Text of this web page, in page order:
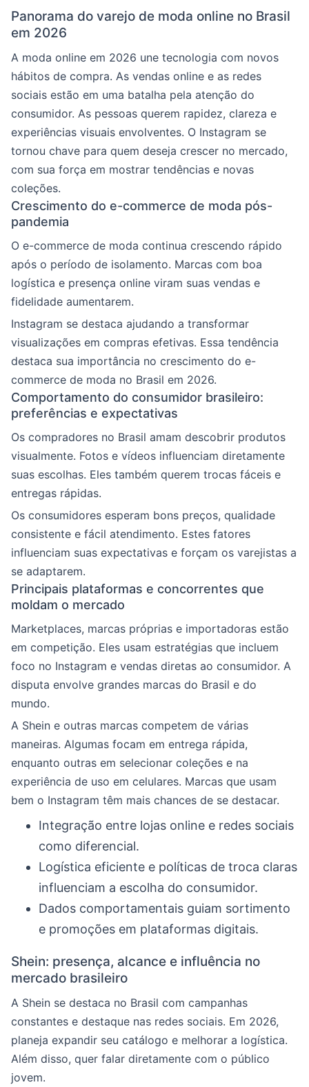
Panorama do varejo de moda online no Brasil
em 2026
A moda online em 2026 une tecnologia com novos
hábitos de compra. As vendas online e as redes
sociais estão em uma batalha pela atenção do
consumidor. As pessoas querem rapidez, clareza e
experiências visuais envolventes. O Instagram se
tornou chave para quem deseja crescer no mercado,
com sua força em mostrar tendências e novas
coleções.
Crescimento do e-commerce de moda pós-
pandemia
O e-commerce de moda continua crescendo rápido
após o período de isolamento. Marcas com boa
logística e presença online viram suas vendas e
fidelidade aumentarem.
Instagram se destaca ajudando a transformar
visualizações em compras efetivas. Essa tendência
destaca sua importância no crescimento do e-
commerce de moda no Brasil em 2026.
Comportamento do consumidor brasileiro:
preferências e expectativas
Os compradores no Brasil amam descobrir produtos
visualmente. Fotos e vídeos influenciam diretamente
suas escolhas. Eles também querem trocas fáceis e
entregas rápidas.
Os consumidores esperam bons preços, qualidade
consistente e fácil atendimento. Estes fatores
influenciam suas expectativas e forçam os varejistas a
se adaptarem.
Principais plataformas e concorrentes que
moldam o mercado
Marketplaces, marcas próprias e importadoras estão
em competição. Eles usam estratégias que incluem
foco no Instagram e vendas diretas ao consumidor. A
disputa envolve grandes marcas do Brasil e do
mundo.
A Shein e outras marcas competem de várias
maneiras. Algumas focam em entrega rápida,
enquanto outras em selecionar coleções e na
experiência de uso em celulares. Marcas que usam
bem o Instagram têm mais chances de se destacar.
Integração entre lojas online e redes sociais
como diferencial.
Logística eficiente e políticas de troca claras
influenciam a escolha do consumidor.
Dados comportamentais guiam sortimento
e promoções em plataformas digitais.
Shein: presença, alcance e influência no
mercado brasileiro
A Shein se destaca no Brasil com campanhas
constantes e destaque nas redes sociais. Em 2026,
planeja expandir seu catálogo e melhorar a logística.
Além disso, quer falar diretamente com o público
jovem.